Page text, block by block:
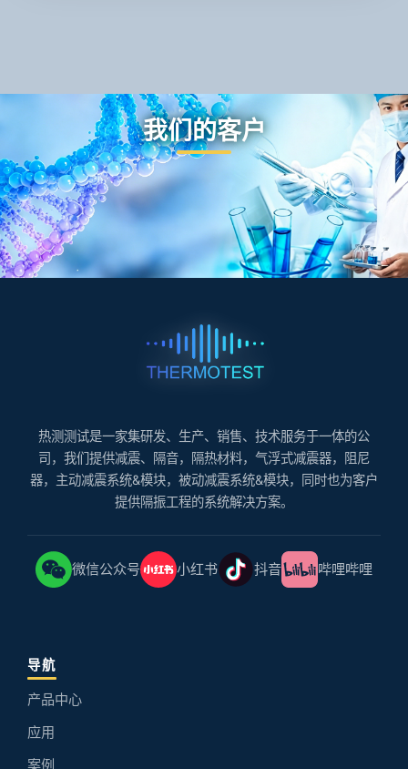
我们的客户
热测测试是一家集研发、生产、销售、技术服务于一体的公
司，我们提供减震、隔音，隔热材料，气浮式减震器，阻尼
器，主动减震系统&模块，被动减震系统&模块，同时也为客户
提供隔振工程的系统解决方案。
微信公众号 小红书 抖音 哔哩哔哩
导航
产品中心
应用
案例